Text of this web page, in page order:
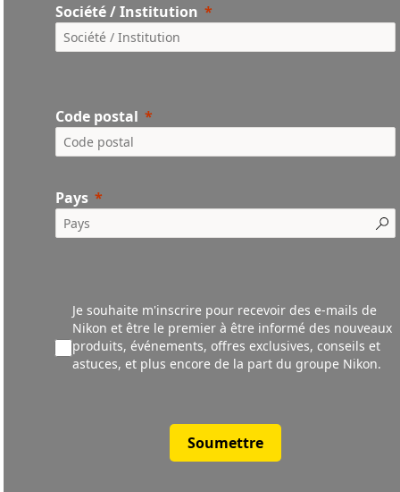
Société / Institution
Code postal
Pays
Je souhaite m'inscrire pour recevoir des e-mails de
Nikon et être le premier à être informé des nouveaux
produits,événements, offres exclusives, conseils et
astuces, et plus encore de la part du groupe Nikon.
Soumettre